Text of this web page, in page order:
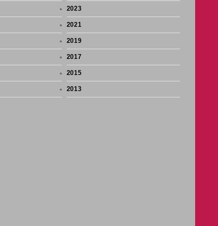
2023
2021
2019
2017
2015
2013